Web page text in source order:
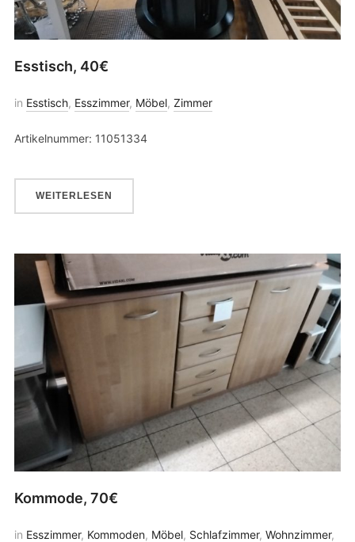
Esstisch, 40€
in Esstisch, Esszimmer, Möbel, Zimmer
Artikelnummer: 11051334
WEITERLESEN
Kommode, 70€
in Esszimmer, Kommoden, Möbel, Schlafzimmer, Wohnzimmer,